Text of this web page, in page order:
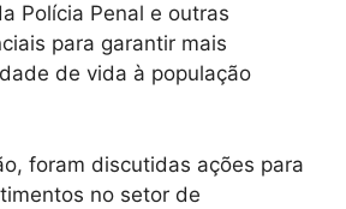
Polícia Penal e outras
para garantir mais
de vida à população
foram discutidas ações para
no setor de